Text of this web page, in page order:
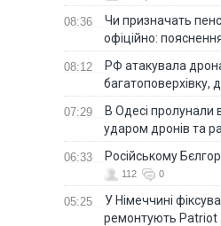
08:36
Чи призначать
офіційно:
08:12
РФ атакувала
багатоповерхівку,
07:29
В Одесі пролунали
ударом дронів та
06:33 Російському
112 0
05:25
У Німеччині
ремонтують Patriot